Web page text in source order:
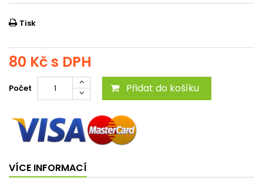
Tisk
80 Kčs DPH
Počet Přidat do košíku
VÍCE INFORMACÍ